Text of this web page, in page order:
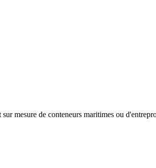
mesure de conteneurs maritimes ou